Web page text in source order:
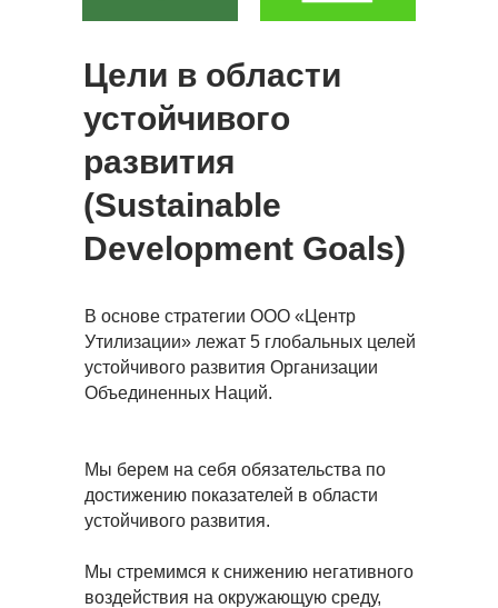
Цели в области
устойчивого
развития
(Sustainable
Development Goals)
В основе стратегии ООО «Центр
Утилизации» лежат 5 глобальных целей
устойчивого развития Организации
Объединенных Наций.
Мы берем на себя обязательства по
достижению показателей в области
устойчивого развития.
Мы стремимся к снижению негативного
воздействия на окружающую среду,